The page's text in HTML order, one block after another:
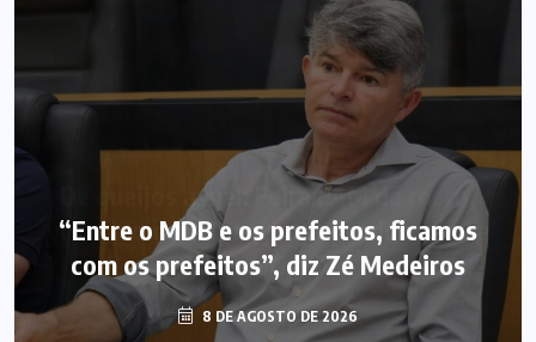
“Entre o MDB e os prefeitos, ficamos
com os prefeitos”, diz Zé Medeiros
8 DE AGOSTO DE 2026